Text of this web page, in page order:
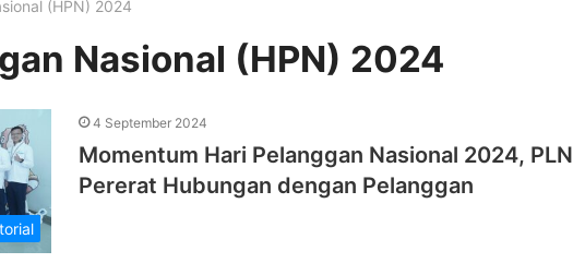
(HPN) 2024
Nasional (HPN) 2024
4 September 2024
Momentum Hari Pelanggan Nasional 2024, PLN
Pererat Hubungan dengan Pelanggan